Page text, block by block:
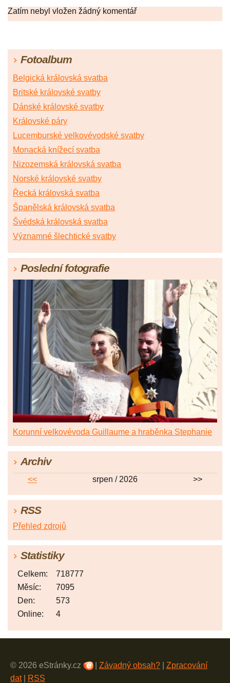
Zatím nebyl vložen žádný komentář
Fotoalbum
Belgická královská svatba
Britské královské svatby
Dánské královské svatby
Královské páry
Lucemburské velkovévodské svatby
Monacká knížecí svatba
Nizozemská královská svatba
Norské královské svatby
Řecká královská svatba
Španělská královská svatba
Švédská královská svatba
Významné šlechtické svatby
Poslední fotografie
Korunní velkovévoda Guillaume a hraběnka Stephanie
Archiv
<< srpen / 2026 >>
RSS
Přehled zdrojů
Statistiky
Online: 4
Celkem:
718777
Měsíc:
7095
Den:
573
© 2026 eStránky.cz Závadný obsah?
Zpracování
dat| RSS